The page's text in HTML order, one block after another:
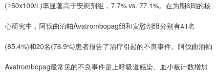
(≥50x109/L)率显著高于安慰剂组，7.7% vs. 77.1%。在为期6周的核
心研究中，阿伐曲泊帕Avatrombopag组和安慰剂组分别有41名
(85.4%)和20名(76.9%)患者报告了治疗引起的不良事件。阿伐曲泊帕
Avatrombopag最常见的不良事件是上呼吸道感染、血小板计数增加